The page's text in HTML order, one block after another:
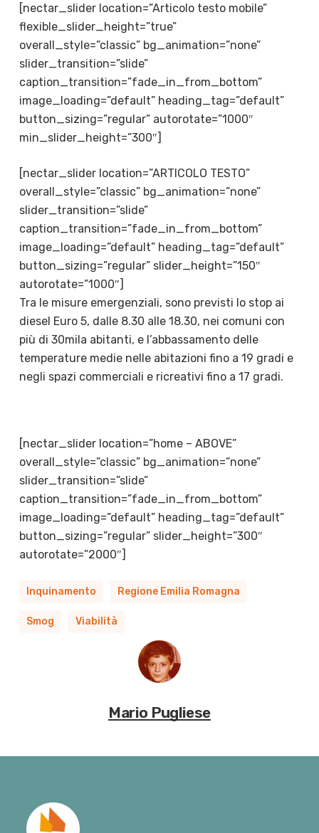
[nectar_slider location=”Articolo testo mobile”
flexible_slider_height=”true”
overall_style=”classic” bg_animation=”none”
slider_transition=”slide”
caption_transition=”fade_in_from_bottom”
image_loading=”default” heading_tag=”default”
button_sizing=”regular” autorotate=”1000″
min_slider_height=”300″]
[nectar_slider location=”ARTICOLO TESTO”
overall_style=”classic” bg_animation=”none”
slider_transition=”slide”
caption_transition=”fade_in_from_bottom”
image_loading=”default” heading_tag=”default”
button_sizing=”regular” slider_height=”150″
autorotate=”1000″]
Tra le misure emergenziali, sono previsti lo stop ai
diesel Euro 5, dalle 8.30 alle 18.30, nei comuni con
più di 30mila abitanti, e l’abbassamento delle
temperature medie nelle abitazioni fino a 19 gradi e
negli spazi commerciali e ricreativi fino a 17 gradi.
[nectar_slider location=”home – ABOVE”
overall_style=”classic” bg_animation=”none”
slider_transition=”slide”
caption_transition=”fade_in_from_bottom”
image_loading=”default” heading_tag=”default”
button_sizing=”regular” slider_height=”300″
autorotate=”2000″]
Inquinamento Regione Emilia Romagna
Smog Viabilità
Mario Pugliese